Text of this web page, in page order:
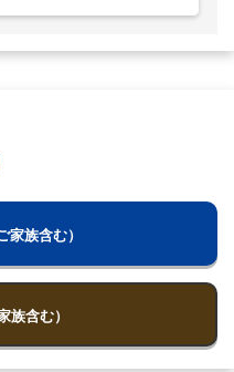
家族含む）
族含む）